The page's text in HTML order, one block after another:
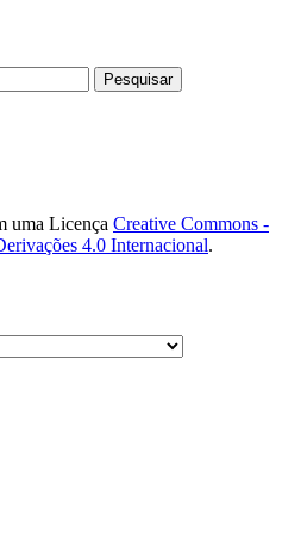
uma Licença Creative Commons -
4.0 Internacional.